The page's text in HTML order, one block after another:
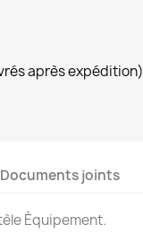
après expédition)
Documents joints
Équipement.